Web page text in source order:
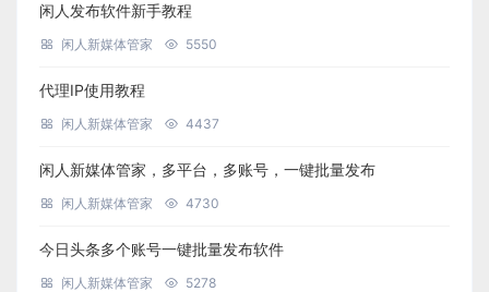
闲人发布软件新手教程
闲人新媒体管家 5550
代理IP使用教程
闲人新媒体管家 4437
闲人新媒体管家，多平台，多账号，一键批量发布
闲人新媒体管家 4730
今日头条多个账号一键批量发布软件
闲人新媒体管家 5278